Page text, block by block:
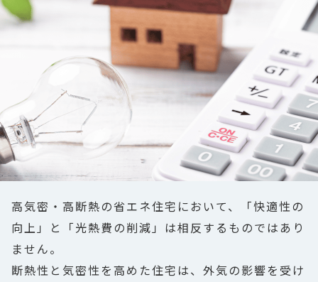
高気密・高断熱の省エネ住宅において、「快適性の
向上」と「光熱費の削減」は相反するものではあり
ません。
断熱性と気密性を高めた住宅は、外気の影響を受け